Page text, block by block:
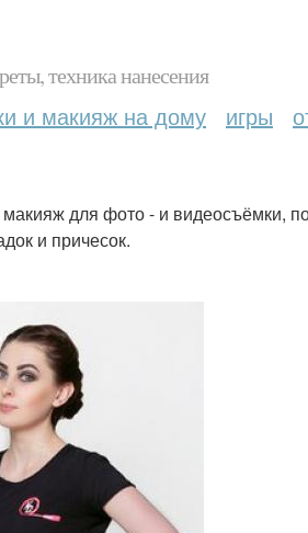
техника нанесения
и макияж на дому игры
для фото - и видеосъёмки,
и причесок.